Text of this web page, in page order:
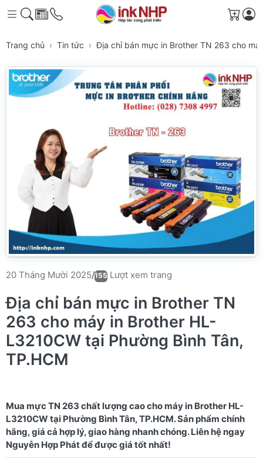
Giỏ
Trang chủ Tin tức Địa chỉ bán mực in Brother TN 263 cho
20 Tháng Mười 2025/155 Lượt xem trang
Địa chỉ bán mực in Brother TN
263 cho máy in Brother HL-
L3210CW tại Phường Bình Tân,
TP.HCM
Mua mực TN 263 chất lượng cao cho máy in Brother HL-
L3210CW tại Phường Bình Tân, TP.HCM. Sản phẩm chính
hãng, giá cả hợp lý, giao hàng nhanh chóng. Liên hệ ngay